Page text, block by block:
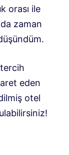
orası ile
zaman
eden
otel